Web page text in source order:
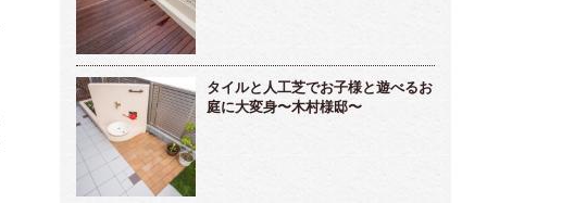
タイルと人工芝でお子様と遊べるお
庭に大変身〜木村様邸〜